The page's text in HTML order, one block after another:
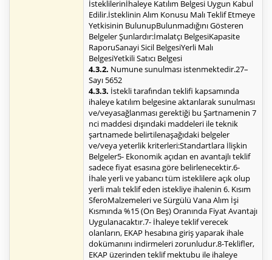
İsteklilerinİhaleye Katılım Belgesi Uygun Kabul
Edilir.İsteklinin Alım Konusu Malı Teklif Etmeye
Yetkisinin BulunupBulunmadığını Gösteren
Belgeler Şunlardır:İmalatçı BelgesiKapasite
RaporuSanayi Sicil BelgesiYerli Malı
BelgesiYetkili Satıcı Belgesi
4.3.2. Numune sunulması istenmektedir.27–
Sayı 5652
4.3.3. İstekli tarafından teklifi kapsamında
ihaleye katılım belgesine aktarılarak sunulması
ve/veyasağlanması gerektiği bu Şartnamenin 7
nci maddesi dışındaki maddeleri ile teknik
şartnamede belirtilenaşağıdaki belgeler
ve/veya yeterlik kriterleri:Standartlara İlişkin
Belgeler5- Ekonomik açıdan en avantajlı teklif
sadece fiyat esasına göre belirlenecektir.6-
İhale yerli ve yabancı tüm isteklilere açık olup
yerli malı teklif eden istekliye ihalenin 6. Kısım
SferoMalzemeleri ve Sürgülü Vana Alım İşi
Kısmında %15 (On Beş) Oranında Fiyat Avantajı
Uygulanacaktır.7- İhaleye teklif verecek
olanların, EKAP hesabına giriş yaparak ihale
dokümanını indirmeleri zorunludur.8-Teklifler,
EKAP üzerinden teklif mektubu ile ihaleye